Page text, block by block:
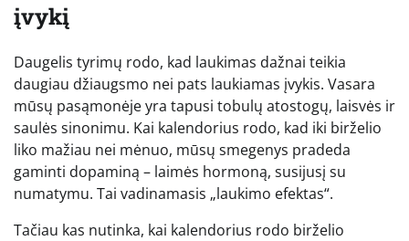
įvykį
Daugelis tyrimų rodo, kad laukimas dažnai teikia
daugiau džiaugsmo nei pats laukiamas įvykis. Vasara
mūsų pasąmonėje yra tapusi tobulų atostogų, laisvės ir
saulės sinonimu. Kai kalendorius rodo, kad iki birželio
liko mažiau nei mėnuo, mūsų smegenys pradeda
gaminti dopaminą – laimės hormoną, susijusį su
numatymu. Tai vadinamasis „laukimo efektas“.
Tačiau kas nutinka, kai kalendorius rodo birželio